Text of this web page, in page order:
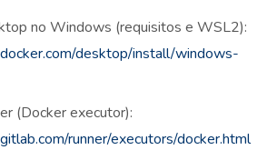
no Windows (requisitos e WSL2):
desktop/install/windows-
(Docker executor):
runner/executors/docker.html